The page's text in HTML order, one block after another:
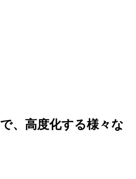
、高度化する様々な